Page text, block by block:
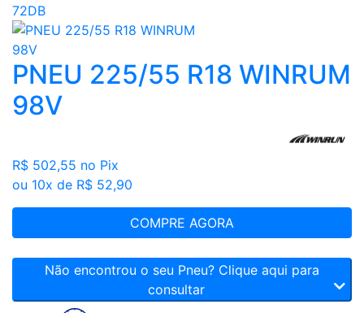
72DB
PNEU 225/55 R18 WINRUM
98V
R$ 502,55 no Pix
ou 10x de R$ 52,90
COMPRE AGORA
Não encontrou o seu Pneu? Clique aqui para
consultar